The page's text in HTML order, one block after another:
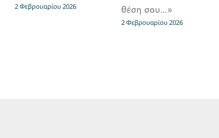
2 Φεβρουαρίου 2026
θέση σου…»
2 Φεβρουαρίου 2026